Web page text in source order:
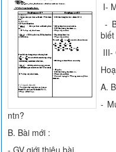
I-
-
III-
A.
-
ntn?
B. Bài mới :
- GV giới thiệu bài